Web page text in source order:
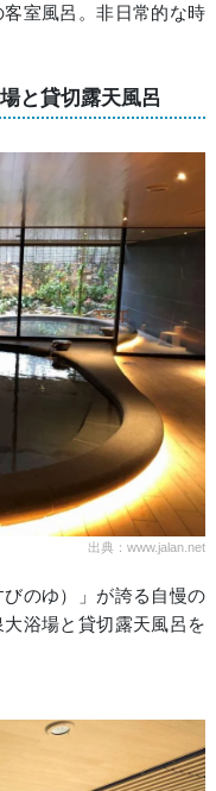
室風呂。非日常的な時
と貸切露天風呂
出典：www.jalan.net
のゆ）」が誇る自慢の
浴場と貸切露天風呂を